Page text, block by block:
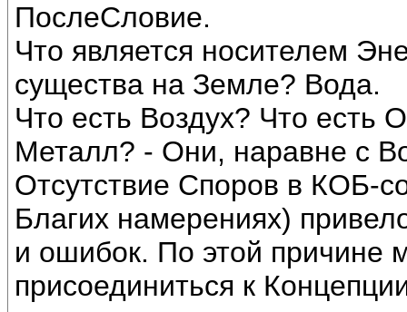
ПослеСловие.
Что является носителем
существа на Земле? Вода.
Что есть Воздух? Что есть
Металл? - Они, наравне с
Отсутствие Споров в КОБ-
Благих намерениях)
и ошибок. По этой причине
присоединиться к